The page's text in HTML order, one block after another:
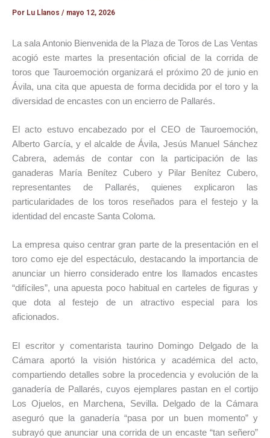
Por Lu Llanos / mayo 12, 2026
La sala Antonio Bienvenida de la Plaza de Toros de Las Ventas
acogió este martes la presentación oficial de la corrida de
toros que Tauroemociónorganizará el próximo 20 de junio en
Ávila, una cita que apuesta de forma decidida por el toro y la
diversidad de encastes con un encierro de Pallarés.
El acto estuvo encabezado por el CEO de Tauroemoción,
Alberto García, y el alcalde de Ávila, Jesús Manuel Sánchez
Cabrera, además de contar con la participación de las
ganaderas
María Benítez Cubero y Pilar Benítez Cubero,
representantes de Pallarés, quienes explicaron las
particularidades de los toros reseñados para el festejo y la
identidad del encaste Santa Coloma.
La empresa quiso centrar gran parte de la presentación en el
toro como eje del espectáculo, destacando la importancia de
anunciar un hierro considerado entre los llamados encastes
“difíciles”, una apuesta poco habitual en carteles de figuras y
que dota al festejo de un atractivo especial para los
aficionados.
El escritor y comentarista taurino Domingo Delgado de la
Cámara aportó la visión histórica y académica del acto,
compartiendo detalles sobre la procedencia y evolución de la
ganadería de Pallarés, cuyos ejemplares pastan en el cortijo
Los Ojuelos, en Marchena, Sevilla. Delgado de la Cámara
aseguró que la ganadería “pasa por un buen momento” y
subrayó que anunciar una corrida de un encaste “tan señero”